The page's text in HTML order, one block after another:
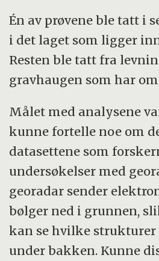
Én av prøvene ble tatt i
i det laget som ligger
Resten ble tatt fra
gravhaugen som har
Målet med analysene
kunne fortelle noe om
datasettene som
undersøkelser med
georadar sender
bølger ned i grunnen,
kan se hvilke strukturer
under bakken. Kunne